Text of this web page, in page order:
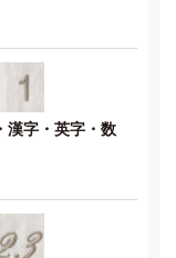
漢字・英字・数